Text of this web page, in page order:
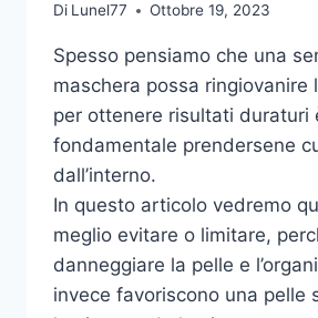
Di Lunel77 Ottobre 19, 2023
Spesso pensiamo che una
maschera possa ringiovanire
per ottenere risultati duraturi
fondamentale prendersene
dall’interno.
In questo articolo vedremo
meglio evitare o limitare,
danneggiare la pelle e
invece favoriscono una pelle